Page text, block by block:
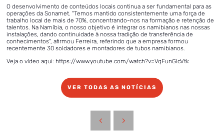
O desenvolvimento de conteúdos locais continua a ser fundamental para as
operações da Sonamet. "Temos mantido consistentemente uma força de
trabalho local de mais de 70%, concentrando-nos na formação e retenção de
talentos. Na Namíbia, o nosso objetivo é integrar os namibianos nas nossas
instalações, dando continuidade à nossa tradição de transferência de
conhecimentos", afirmou Ferreira, referindo que a empresa formou
recentemente 30 soldadores e montadores de tubos namibianos.
Veja o vídeo aqui: https://www.youtube.com/watch?v=VqFunGIcVtk
VER TODAS AS NOTÍCIAS